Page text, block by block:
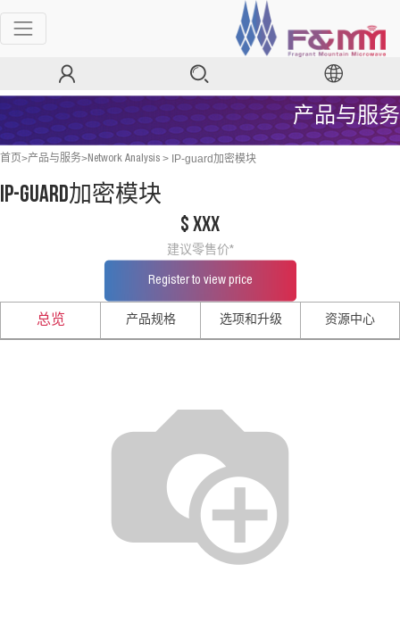
产品与服务
首页>产品与服务>Network Analysis > IP-guard加密模块
IP-guard加密模块
$ xxx
建议零售价*
Register to view price
总览 产品规格 选项和升级 资源中心